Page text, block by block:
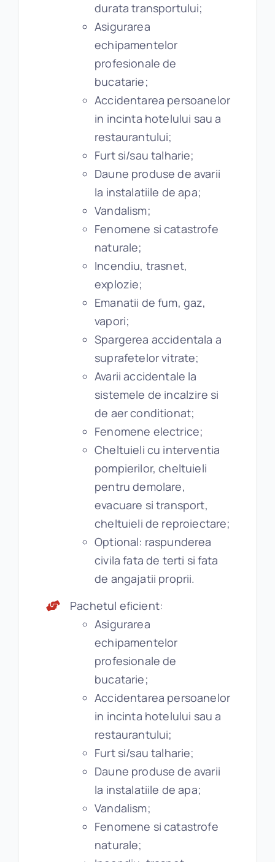
durata transportului;
Asigurarea
echipamentelor
profesionale de
bucatarie;
Accidentarea persoanelor
in incinta hotelului sau a
restaurantului;
Furt si/sau talharie;
Daune produse de avarii
la instalatiile de apa;
Vandalism;
Fenomene si catastrofe
naturale;
Incendiu, trasnet,
explozie;
Emanatii de fum, gaz,
vapori;
Spargerea accidentala a
suprafetelor vitrate;
Avarii accidentale la
sistemele de incalzire si
de aer conditionat;
Fenomene electrice;
Cheltuieli cu interventia
pompierilor, cheltuieli
pentru demolare,
evacuare si transport,
cheltuieli de reproiectare;
Optional: raspunderea
civila fata de terti si fata
de angajatii proprii.
Pachetul eficient:
Asigurarea
echipamentelor
profesionale de
bucatarie;
Accidentarea persoanelor
in incinta hotelului sau a
restaurantului;
Furt si/sau talharie;
Daune produse de avarii
la instalatiile de apa;
Vandalism;
Fenomene si catastrofe
naturale;